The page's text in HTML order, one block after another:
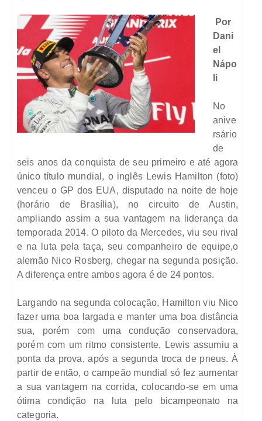
Por
Dani
el
Nápo
li
No
anive
rsário
de
seis anos da conquista de seu primeiro e até agora
único título mundial, o inglês Lewis Hamilton (foto)
venceu o GP dos EUA, disputado na noite de hoje
(horário de Brasília), no circuito de Austin,
ampliando assim a sua vantagem na liderança da
temporada 2014. O piloto da Mercedes, viu seu rival
e na luta pela taça, seu companheiro de equipe,o
alemão Nico Rosberg, chegar na segunda posição.
A diferença entre ambos agora é de 24 pontos.
Largando na segunda colocação, Hamilton viu Nico
fazer uma boa largada e manter uma boa distância
sua, porém com uma condução conservadora,
porém com um ritmo consistente, Lewis assumiu a
ponta da prova, após a segunda troca de pneus. À
partir de então, o campeão mundial só fez aumentar
a sua vantagem na corrida, colocando-se em uma
ótima condição na luta pelo bicampeonato na
categoria.